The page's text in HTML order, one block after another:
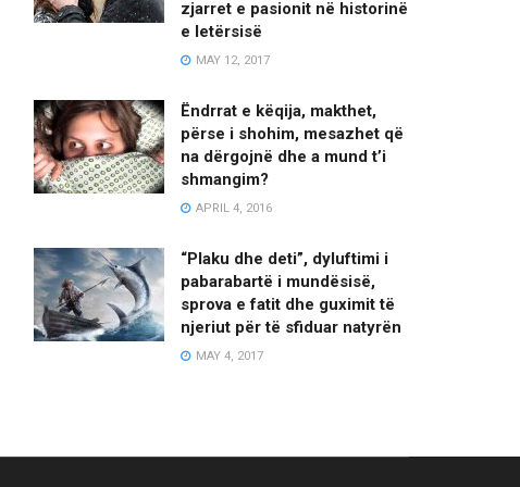
zjarret e pasionit në historinë
e letërsisë
MAY 12, 2017
Ëndrrat e këqija, makthet,
përse i shohim, mesazhet që
na dërgojnë dhe a mund t’i
shmangim?
APRIL 4, 2016
“Plaku dhe deti”, dyluftimi i
pabarabartë i mundësisë,
sprova e fatit dhe guximit të
njeriut për të sfiduar natyrën
MAY 4, 2017